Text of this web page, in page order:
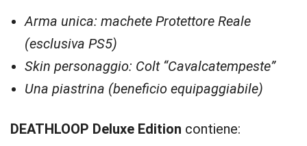
Arma unica: machete Protettore Reale
(esclusiva PS5)
Skin personaggio: Colt “Cavalcatempeste”
Una piastrina (beneficio equipaggiabile)
DEATHLOOP Deluxe Edition contiene: